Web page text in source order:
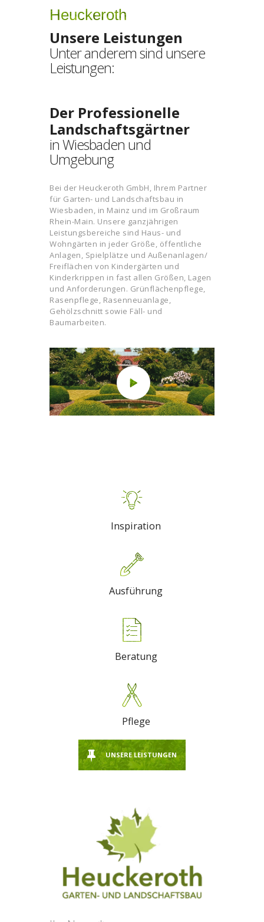
Heuckeroth
Unsere Leistungen
Unter anderem sind unsere
Leistungen:
Der Professionelle
Landschaftsgärtner
in Wiesbaden und
Umgebung
Bei der Heuckeroth GmbH, Ihrem Partner
für Garten- und Landschaftsbau in
Wiesbaden, in Mainz und im Großraum
Rhein-Main. Unsere ganzjährigen
Leistungsbereiche sind Haus- und
Wohngärten in jeder Größe, öffentliche
Anlagen, Spielplätze und Außenanlagen/
Freiflächen von Kindergärten und
Kinderkrippen in fast allen Größen, Lagen
und Anforderungen. Grünflächenpflege,
Rasenpflege, Rasenneuanlage,
Gehölzschnitt sowie Fäll- und
Baumarbeiten.
Inspiration
Ausführung
Beratung
Pflege
UNSERE LEISTUNGEN